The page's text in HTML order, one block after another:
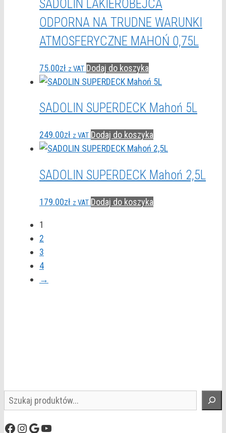
SADOLIN LAKIEROBEJCA
ODPORNA NA TRUDNE WARUNKI
ATMOSFERYCZNE MAHOŃ 0,75L
75.00zł z VAT Dodaj do koszyka
SADOLIN SUPERDECK Mahoń 5L
249.00zł z VAT Dodaj do koszyka
SADOLIN SUPERDECK Mahoń 2,5L
179.00zł z VAT Dodaj do koszyka
1
2
3
4
→
Szukaj
Facebook
Instagram
GoogleYouTube